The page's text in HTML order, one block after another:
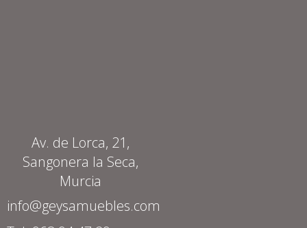
Av. de Lorca, 21,
Sangonera la Seca,
Murcia
info@geysamuebles.com